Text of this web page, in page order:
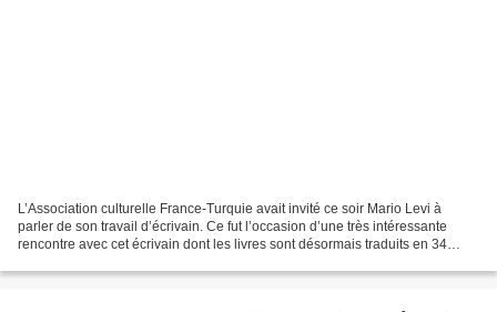
L’Association culturelle France-Turquie avait invité ce soir Mario Levi à
parler de son travail d’écrivain. Ce fut l’occasion d’une très intéressante
rencontre avec cet écrivain dont les livres sont désormais traduits en 34